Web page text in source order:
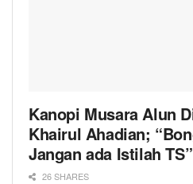
Kanopi Musara Alun
Khairul Ahadian;
Jangan ada Istilah TS”
26 SHARES